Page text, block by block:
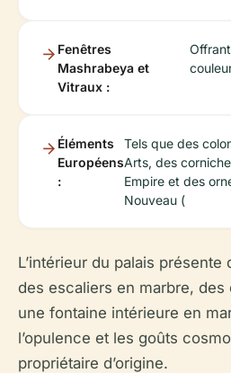
Fenêtres
Mashrabeya et
Vitraux :
Éléments
Européens
:
Tels que des
Arts, des
Empire et des
Nouveau (
L’intérieur du palais présente
des escaliers en marbre,
une fontaine intérieure en
l’opulence et les goûts
propriétaire d’origine.